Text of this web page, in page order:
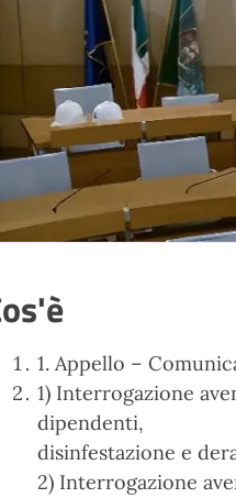
1. Appello –
1) Interrogazione
dipendenti,
disinfestazione e
2) Interrogazione